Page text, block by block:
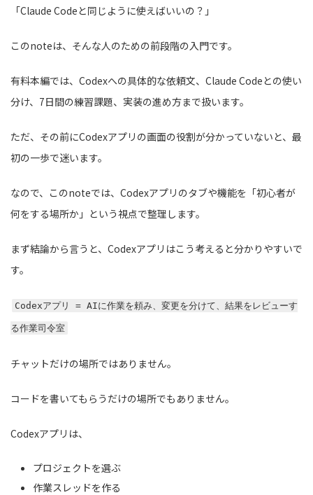
「Claude Codeと同じように使えばいいの？」
このnoteは、そんな人のための前段階の入門です。
有料本編では、Codexへの具体的な依頼文、Claude Codeとの使い
分け、7日間の練習課題、実装の進め方まで扱います。
ただ、その前にCodexアプリの画面の役割が分かっていないと、最
初の一歩で迷います。
なので、このnoteでは、Codexアプリのタブや機能を「初心者が
何をする場所か」という視点で整理します。
まず結論から言うと、Codexアプリはこう考えると分かりやすいで
す。
Codexアプリ = AIに作業を頼み、変更を分けて、結果をレビューす
る作業司令室
チャットだけの場所ではありません。
コードを書いてもらうだけの場所でもありません。
Codexアプリは、
プロジェクトを選ぶ
作業スレッドを作る